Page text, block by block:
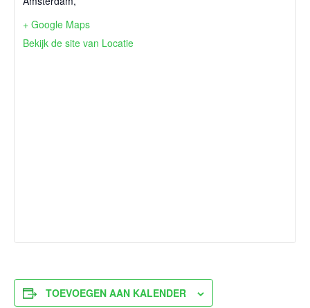
+ Google Maps
Bekijk de site van Locatie
TOEVOEGEN AAN KALENDER